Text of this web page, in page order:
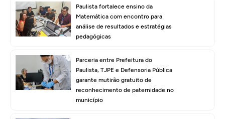
Paulista fortalece ensino da
Matemática com encontro para
análise de resultados e estratégias
pedagógicas
Parceria entre Prefeitura do
Paulista, TJPE e Defensoria Pública
garante mutirão gratuito de
reconhecimento de paternidade no
município